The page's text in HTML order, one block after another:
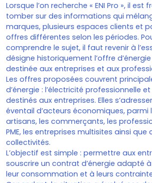
Lorsque l’on recherche « ENI Pro », il est
tomber sur des informations qui
marques, plusieurs espaces clients et
offres différentes selon les périodes.
comprendre le sujet, il faut revenir à
désigne historiquement l’offre
destinée aux entreprises et aux
Les offres proposées couvrent
d’énergie : l’électricité professionnelle
destinés aux entreprises. Elles
éventail d’acteurs économiques, parmi
artisans, les commerçants, les
PME, les entreprises multisites ainsi que
collectivités.
L’objectif est simple : permettre aux
souscrire un contrat d’énergie adapté
leur consommation et à leurs